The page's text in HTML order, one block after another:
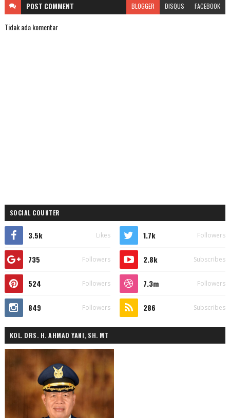
POST COMMENT BLOGGER DISQUS FACEBOOK
Tidak ada komentar
SOCIAL COUNTER
3.5k Likes 1.7k Followers
735 Followers 2.8k Subscribes
524 Followers 7.3m Followers
849 Followers 286 Subscribes
KOL. DRS. H. AHMAD YANI, SH. MT